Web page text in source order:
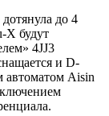
до 4
X будут
4JJ3
и D-
автоматом Aisin